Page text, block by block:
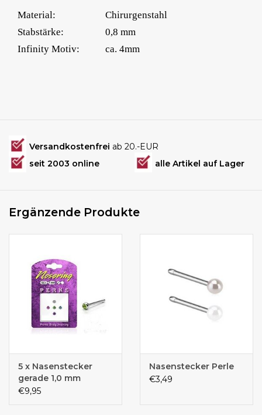
Material:
Chirurgenstahl
Stabstärke:
0,8 mm
Infinity Motiv:
ca. 4mm
Versandkostenfrei ab 20.-EUR
seit 2003 online
alle Artikel auf Lager
Ergänzende Produkte
5 x Nasenstecker
gerade 1,0 mm
€9,95
Nasenstecker Perle
€3,49